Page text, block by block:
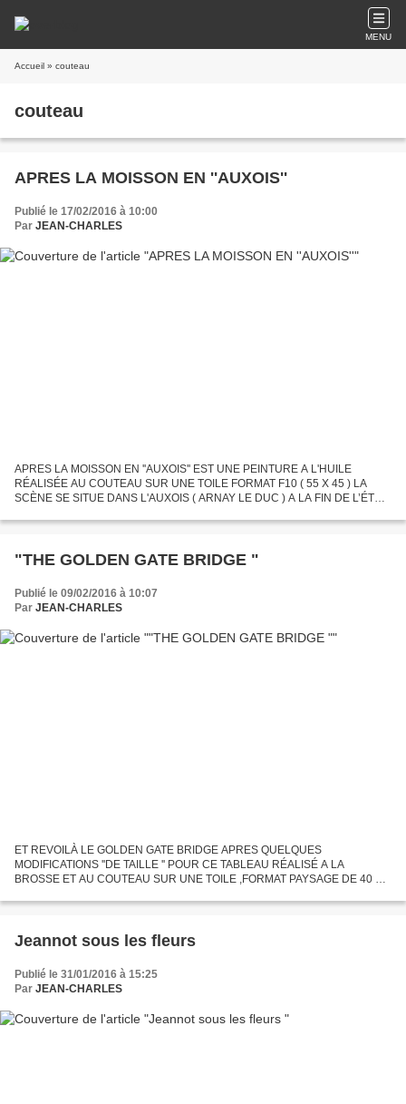
MENU
Accueil » couteau
couteau
APRES LA MOISSON EN ''AUXOIS''
Publié le 17/02/2016 à 10:00
Par JEAN-CHARLES
APRES LA MOISSON EN ''AUXOIS'' EST UNE PEINTURE A L'HUILE
RÉALISÉE AU COUTEAU SUR UNE TOILE FORMAT F10 ( 55 X 45 ) LA
SCÈNE SE SITUE DANS L'AUXOIS ( ARNAY LE DUC ) A LA FIN DE L’ÉTÉ .
"THE GOLDEN GATE BRIDGE "
Publié le 09/02/2016 à 10:07
Par JEAN-CHARLES
ET REVOILÀ LE GOLDEN GATE BRIDGE APRES QUELQUES
MODIFICATIONS ''DE TAILLE '' POUR CE TABLEAU RÉALISÉ A LA
BROSSE ET AU COUTEAU SUR UNE TOILE ,FORMAT PAYSAGE DE 40 X
DE LIGNE AUX FORMES PLUS...
Jeannot sous les fleurs
Publié le 31/01/2016 à 15:25
Par JEAN-CHARLES